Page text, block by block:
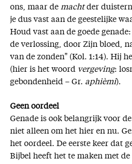
ons, maar de machtder
je dus vast aan de geestelijke
Houd vast aan de goede
de verlossing, door Zijn bloed,
van de zonden" (Kol. 1:14). Hij
(hier is het woord vergeving:
gebondenheid – Gr. aphièmi).
Geen oordeel
Genade is ook belangrijk voor
niet alleen om het hier en nu.
het oordeel. De eerste keer dat
Bijbel heeft het te maken met